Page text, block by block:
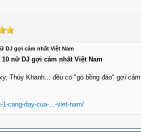
DJ gợi cảm nhất Việt Nam
nữ DJ gợi cảm nhất Việt Nam
Thúy Khanh... đều có "gò bồng đảo" gợi
cang-day-cua-...-viet-nam/